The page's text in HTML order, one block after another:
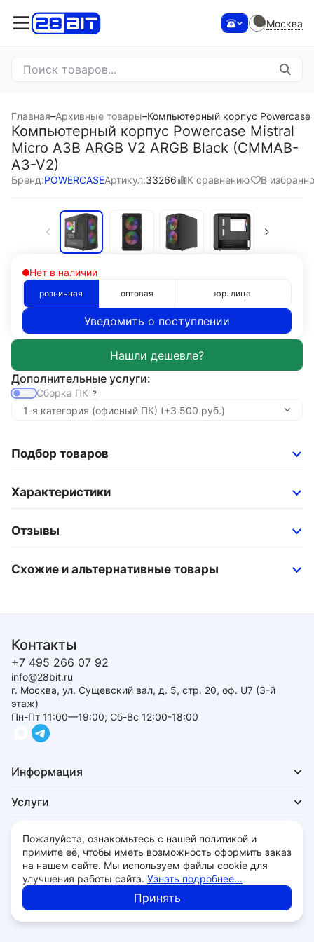
Москва
Главная–Архивные товары–Компьютерный корпус Powercase
Компьютерный корпус Powercase Mistral
Micro A3B ARGB V2 ARGB Black (CMMAB-
A3-V2)
Бренд:POWERCASEАртикул:33266 К сравнению В
Нет в наличии
розничная оптовая юр. лица
Уведомить о поступлении
Дополнительные услуги:
Сборка ПК
Подбор товаров
Характеристики
Отзывы
Схожие и альтернативные товары
Контакты
+7 495 266 07 92
info@28bit.ru
г. Москва, ул. Сущевский вал, д. 5, стр. 20, оф. U7 (3-й
этаж)
Пн-Пт 11:00—19:00; Сб-Вс 12:00-18:00
Информация
Услуги
Для покупателей
© 2026 - 28bit.ru компьютеры и комплектующие.
Политика обработки персональных данных
Пожалуйста, ознакомьтесь с нашей политикой и
примите её, чтобы иметь возможность оформить заказ
на нашем сайте. Мы используем файлы cookie для
улучшения работы сайта. Узнать подробнее...
Принять